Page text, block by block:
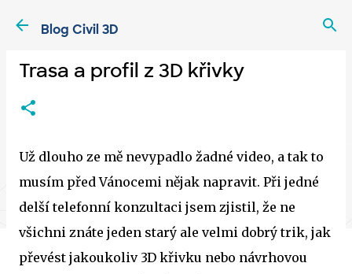
Blog Civil 3D
Trasa a profil z 3D křivky
Už dlouho ze mě nevypadlo žadné video, a tak to
musím před Vánocemi nějak napravit. Při jedné
delší telefonní konzultaci jsem zjistil, že ne
všichni znáte jeden starý ale velmi dobrý trik, jak
převést jakoukoliv 3D křivku nebo návrhovou